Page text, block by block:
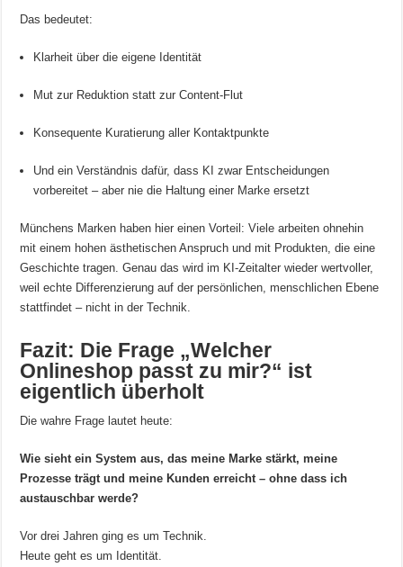
Das bedeutet:
Klarheit über die eigene Identität
Mut zur Reduktion statt zur Content-Flut
Konsequente Kuratierung aller Kontaktpunkte
Und ein Verständnis dafür, dass KI zwar Entscheidungen
vorbereitet – aber nie die Haltung einer Marke ersetzt
Münchens Marken haben hier einen Vorteil: Viele arbeiten ohnehin
mit einem hohen ästhetischen Anspruch und mit Produkten, die eine
Geschichte tragen. Genau das wird im KI-Zeitalter wieder wertvoller,
weil echte Differenzierung auf der persönlichen, menschlichen Ebene
stattfindet – nicht in der Technik.
Fazit: Die Frage „Welcher
Onlineshop passt zu mir?“ ist
eigentlich überholt
Die wahre Frage lautet heute:
Wie sieht ein System aus, das meine Marke stärkt, meine
Prozesse trägt und meine Kunden erreicht – ohne dass ich
austauschbar werde?
Vor drei Jahren ging es um Technik.
Heute geht es um Identität.